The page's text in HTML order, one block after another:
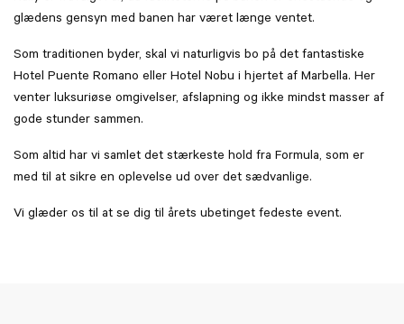
glædens gensyn med banen har været længe ventet.
Som traditionen byder, skal vi naturligvis bo på det fantastiske
Hotel Puente Romano eller Hotel Nobu i hjertet af Marbella. Her
venter luksuriøse omgivelser, afslapning og ikke mindst masser af
gode stunder sammen.
Som altid har vi samlet det stærkeste hold fra Formula, som er
med til at sikre en oplevelse ud over det sædvanlige.
Vi glæder os til at se dig til årets ubetinget fedeste event.